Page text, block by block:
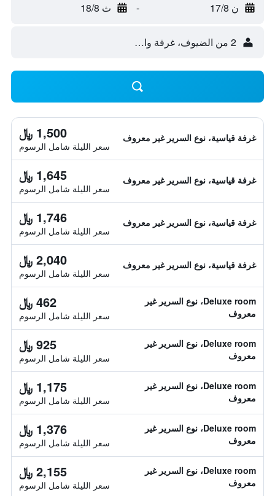
ن 17/8 - ث 18/8
2 من الضيوف، غرفة واحدة
غرفة قياسية، نوع السرير غير معروف 1,500 ﷼
سعر الليلة شامل الرسوم
غرفة قياسية، نوع السرير غير معروف 1,645 ﷼
سعر الليلة شامل الرسوم
غرفة قياسية، نوع السرير غير معروف 1,746 ﷼
سعر الليلة شامل الرسوم
غرفة قياسية، نوع السرير غير معروف 2,040 ﷼
سعر الليلة شامل الرسوم
Deluxe room، نوع السرير غير
معروف
462 ﷼
سعر الليلة شامل الرسوم
Deluxe room، نوع السرير غير
معروف
925 ﷼
سعر الليلة شامل الرسوم
Deluxe room، نوع السرير غير
معروف
1,175 ﷼
سعر الليلة شامل الرسوم
Deluxe room، نوع السرير غير
معروف
1,376 ﷼
سعر الليلة شامل الرسوم
Deluxe room، نوع السرير غير
معروف
2,155 ﷼
سعر الليلة شامل الرسوم